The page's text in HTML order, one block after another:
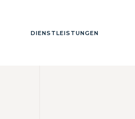
DIENSTLEISTUNGEN